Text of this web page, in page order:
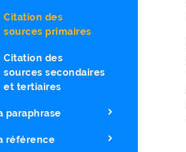
Citation des
sources primaires
Citation des
sources secondaires
et tertiaires
paraphrase
référence